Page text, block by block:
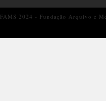
FAMS 2024 - Fundação Arquivo e